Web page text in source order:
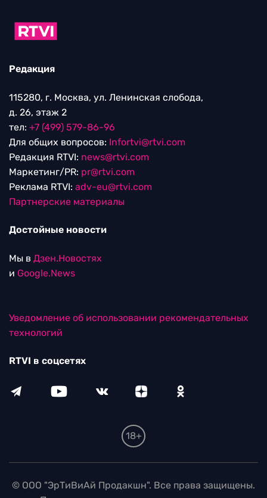
Редакция
115280, г. Москва, ул. Ленинская слобода,
д. 26, этаж 2
тел: +7 (499) 579-86-96
Для общих вопросов: Infortvi@rtvi.com
Редакция RTVI: news@rtvi.com
Маркетинг/PR: pr@rtvi.com
Реклама RTVI: adv-eu@rtvi.com
Партнерские материалы
Достойные новости
Мы в Дзен.Новостях
и Google.News
Уведомление об использовании рекомендательных
технологий
RTVI в соцсетях
18+
© ООО "ЭрТиВиАй Продакшн". Все права защищены.